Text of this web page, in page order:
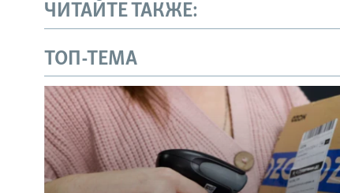
ЧИТАЙТЕ ТАКЖЕ:
ТОП-ТЕМА